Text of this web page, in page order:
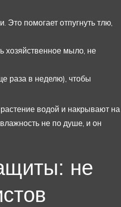
помогает отпугнуть тлю,
хозяйственное мыло, не
раза в неделю), чтобы
водой и накрывают на
не по душе, и он
не